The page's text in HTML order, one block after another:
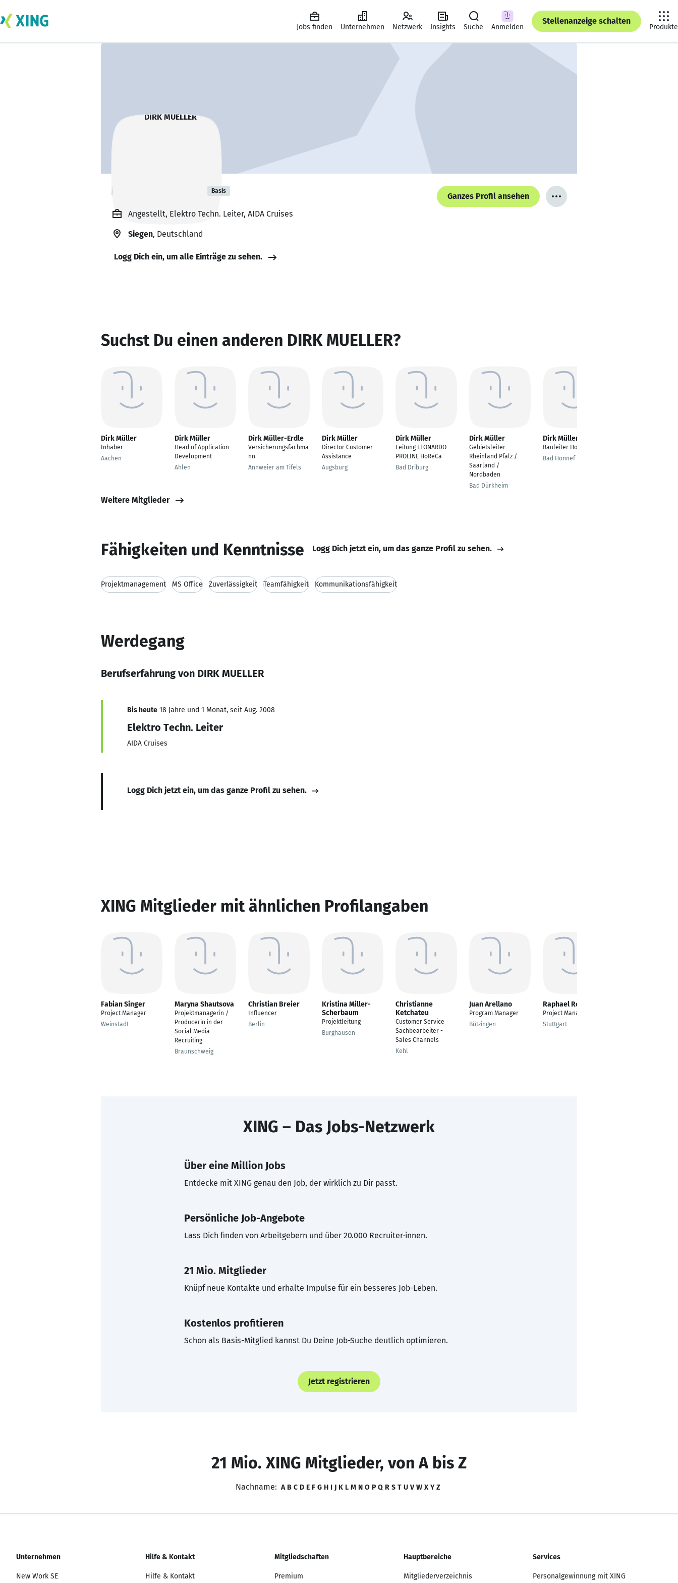
Jobs finden Unternehmen Netzwerk Insights Suche Anmelden
Stellenanzeige schalten
Produkte
DIRK MUELLER Basis
Ganzes Profil ansehen
Angestellt, Elektro Techn. Leiter, AIDA Cruises
Siegen, Deutschland
Logg Dich ein, um alle Einträge zu sehen.
Suchst Du einen anderen DIRK MUELLER?
Dirk Müller
Inhaber
Aachen
Dirk Müller
Head of Application
Development
Ahlen
Dirk Müller-Erdle
Versicherungsfachma
nn
Annweier am Tifels
Dirk Müller
Director Customer
Assistance
Augsburg
Dirk Müller
Leitung LEONARDO
PROLINE HoReCa
Bad Driburg
Dirk Müller
Gebietsleiter
Rheinland Pfalz /
Saarland /
Nordbaden
Bad Dürkheim
Dirk Müller
Bauleiter Hochbau
Bad Honnef
Weitere Mitglieder
Fähigkeiten und Kenntnisse Logg Dich jetzt ein, um das ganze Profil zu sehen.
Projektmanagement MS Office Zuverlässigkeit Teamfähigkeit Kommunikationsfähigkeit
Werdegang
Berufserfahrung von DIRK MUELLER
Bis heute 18 Jahre und 1 Monat, seit Aug. 2008
Elektro Techn. Leiter
AIDA Cruises
Logg Dich jetzt ein, um das ganze Profil zu sehen.
XING Mitglieder mit ähnlichen Profilangaben
Fabian Singer
Project Manager
Weinstadt
Maryna Shautsova
Projektmanagerin /
Producerin in der
Social Media
Recruiting
Braunschweig
Christian Breier
Influencer
Berlin
Kristina Miller-
Scherbaum
Projektleitung
Burghausen
Christianne
Ketchateu
Customer Service
Sachbearbeiter -
Sales Channels
Kehl
Juan Arellano
Program Manager
Bötzingen
Raphael Renz
Project Manager
Stuttgart
XING – Das Jobs-Netzwerk
Über eine Million Jobs
Entdecke mit XING genau den Job, der wirklich zu Dir passt.
Persönliche Job-Angebote
Lass Dich finden von Arbeitgebern und über 20.000 Recruiter·innen.
21 Mio. Mitglieder
Knüpf neue Kontakte und erhalte Impulse für ein besseres Job-Leben.
Kostenlos profitieren
Schon als Basis-Mitglied kannst Du Deine Job-Suche deutlich optimieren.
Jetzt registrieren
21 Mio. XING Mitglieder, von A bis Z
Nachname: A B C D E F G H I J K L M N O P Q R S T U V W X Y Z
Unternehmen
New Work SE
Hilfe & Kontakt
Hilfe & Kontakt
Mitgliedschaften
Premium
Hauptbereiche
Mitgliederverzeichnis
Services
Personalgewinnung mit XING